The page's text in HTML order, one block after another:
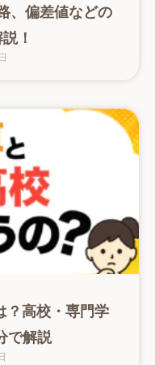
、偏差値などの
！
？高校・専門学
で解説